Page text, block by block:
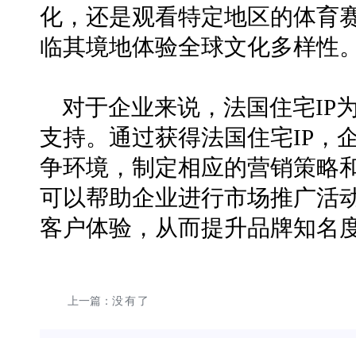
化，还是观看特定地区的体育
临其境地体验全球文化多样性
对于企业来说，法国住宅IP
支持。通过获得法国住宅IP，
争环境，制定相应的营销策略
可以帮助企业进行市场推广活
客户体验，从而提升品牌知名
上一篇： 没有了